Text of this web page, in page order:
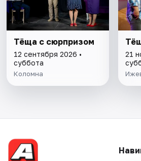
Тёща с сюрпризом
12 сентября 2026 •
суббота
Коломна
21